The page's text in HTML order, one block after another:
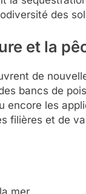
des
et la
de
bancs de
encore les
filières et de
mer